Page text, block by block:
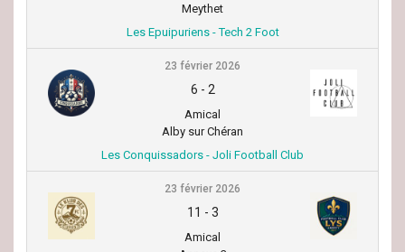
Meythet
Les Epuipuriens - Tech 2 Foot
23 février 2026
6 - 2
Amical
Alby sur Chéran
Les Conquissadors - Joli Football Club
23 février 2026
11 - 3
Amical